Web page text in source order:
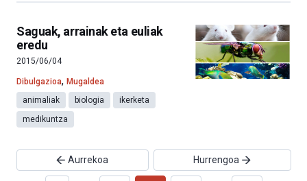
Saguak, arrainak eta euliak
eredu
2015/06/04
Dibulgazioa, Mugaldea
animaliak
biologia
ikerketa
medikuntza
Aurrekoa Hurrengoa